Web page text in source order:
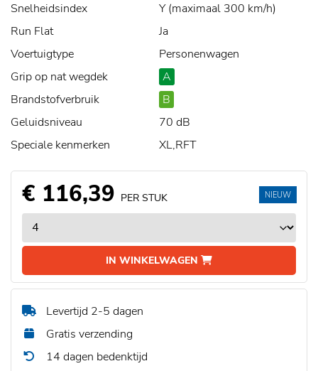
Snelheidsindex
Y (maximaal 300 km/h)
Run Flat
Ja
Voertuigtype
Personenwagen
Grip op nat wegdek
A
Brandstofverbruik
B
Geluidsniveau
70 dB
Speciale kenmerken
XL,RFT
€ 116,39 PER STUK
IN WINKELWAGEN
NIEUW
Levertijd 2-5 dagen
Gratis verzending
14 dagen bedenktijd